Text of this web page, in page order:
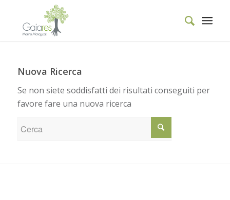
Nuova Ricerca
Se non siete soddisfatti dei risultati conseguiti per
favore fare una nuova ricerca